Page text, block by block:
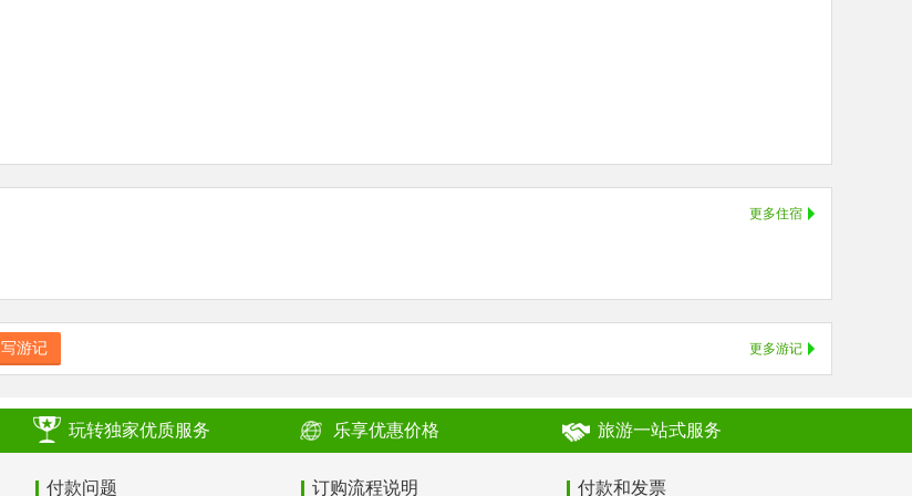
更多住宿
更多游记
写游记
玩转独家优质服务 乐享优惠价格 旅游一站式服务
付款问题 订购流程说明 付款和发票